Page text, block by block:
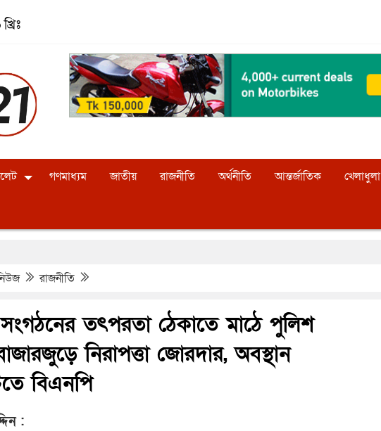
গণমাধ্যম জাতীয় রাজনীতি অর্থনীতি আন্তর্জাতিক খেলাধুলা
রাজনীতি
সংগঠনের তৎপরতা ঠেকাতে মাঠে পুলিশ
নিরাপত্তা জোরদার, অবস্থান
বিএনপি
: